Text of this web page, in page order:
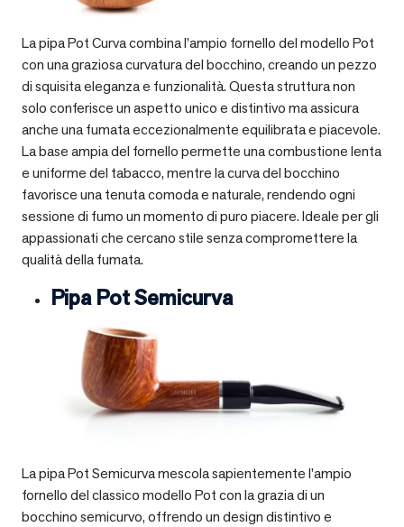
La pipa Pot Curva combina l’ampio fornello del modello Pot
con una graziosa curvatura del bocchino, creando un pezzo
di squisita eleganza e funzionalità. Questa struttura non
solo conferisce un aspetto unico e distintivo ma assicura
anche una fumata eccezionalmente equilibrata e piacevole.
La base ampia del fornello permette una combustione lenta
e uniforme del tabacco, mentre la curva del bocchino
favorisce una tenuta comoda e naturale, rendendo ogni
sessione di fumo un momento di puro piacere. Ideale per gli
appassionati che cercano stile senza compromettere la
qualità della fumata.
Pipa Pot Semicurva
La pipa Pot Semicurva mescola sapientemente l’ampio
fornello del classico modello Pot con la grazia di un
bocchino semicurvo, offrendo un design distintivo e